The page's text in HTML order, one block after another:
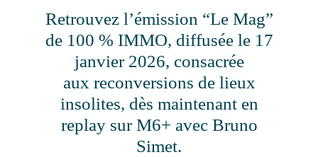
Retrouvez l’émission “Le Mag”
de 100 % IMMO, diffusée le 17
janvier 2026, consacrée
aux reconversions de lieux
insolites, dès maintenant en
replay sur M6+ avec Bruno
Simet.